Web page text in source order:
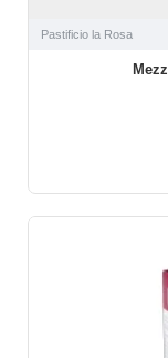
Pastificio la Rosa